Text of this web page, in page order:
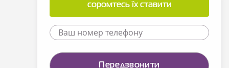
соромтесь їх ставити